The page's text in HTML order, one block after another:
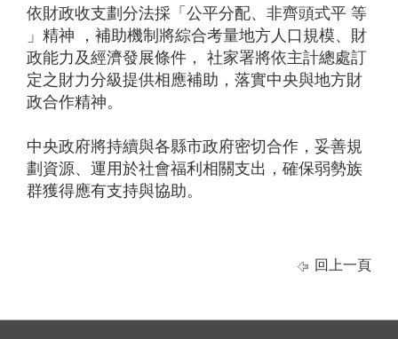
依財政收支劃分法採「公平分配、非齊頭式平 等
」精神 ，補助機制將綜合考量地方人口規模、財
政能力及經濟發展條件， 社家署將依主計總處訂
定之財力分級提供相應補助，落實中央與地方財
政合作精神。
中央政府將持續與各縣市政府密切合作，妥善規
劃資源、運用於社會福利相關支出，確保弱勢族
群獲得應有支持與協助。
回上一頁